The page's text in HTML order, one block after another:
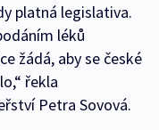
platná legislativa.
léků
žádá, aby se české
řekla
Petra Sovová.